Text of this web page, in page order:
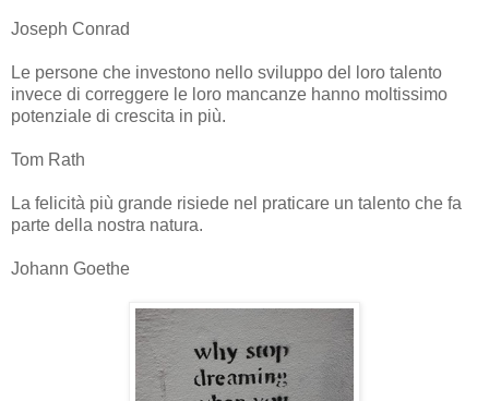
Joseph Conrad
Le persone che investono nello sviluppo del loro talento
invece di correggere le loro mancanze hanno moltissimo
potenziale di crescita in più.
Tom Rath
La felicità più grande risiede nel praticare un talento che fa
parte della nostra natura.
Johann Goethe